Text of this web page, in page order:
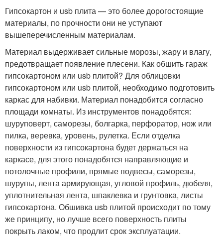
Гипсокартон и usb плита — это более дорогостоящие
материалы, по прочности они не уступают
вышеперечисленным материалам.
Материал выдерживает сильные морозы, жару и влагу,
предотвращает появление плесени. Как обшить гараж
гипсокартоном или usb плитой? Для облицовки
гипсокартоном или usb плитой, необходимо подготовить
каркас для набивки. Материал понадобится согласно
площади комнаты. Из инструментов понадобятся:
шуруповерт, саморезы, болгарка, перфоратор, нож или
пилка, веревка, уровень, рулетка. Если отделка
поверхности из гипсокартона будет держаться на
каркасе, для этого понадобятся направляющие и
потолочные профили, прямые подвесы, саморезы,
шурупы, лента армирующая, угловой профиль, дюбеля,
уплотнительная лента, шпаклевка и грунтовка, листы
гипсокартона. Обшивка usb плитой происходит по тому
же принципу, но лучше всего поверхность плиты
покрыть лаком, что продлит срок эксплуатации.